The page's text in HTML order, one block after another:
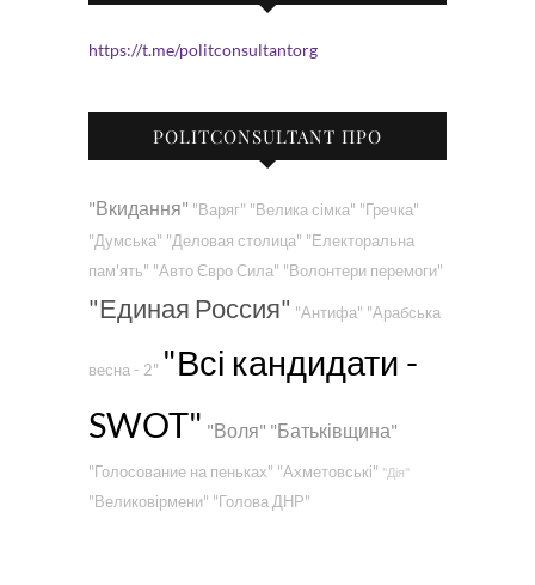
https://t.me/politconsultantorg
POLITCONSULTANT ПРО
"Вкидання" "Варяг" "Велика сімка" "Гречка"
"Думська" "Деловая столица" "Електоральна
пам'ять" "Авто Євро Сила" "Волонтери перемоги"
"Единая Россия" "Антифа" "Арабська
весна - 2" "Всі кандидати -
SWOT" "Воля" "Батьківщина"
"Голосование на пеньках" "Ахметовські" "Дія"
"Великовірмени" "Голова ДНР"